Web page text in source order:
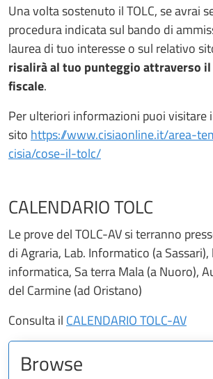
Una volta sostenuto il TOLC, se avrai
procedura indicata sul bando di
laurea di tuo interesse o sul relativo
risalirà al tuo punteggio attraverso
fiscale.
Per ulteriori informazioni puoi visitare
sito https://www.cisiaonline.it/area-
cisia/cose-il-tolc/
CALENDARIO TOLC
Le prove del TOLC-AV si terranno
di Agraria, Lab. Informatico (a Sassari),
informatica, Sa terra Mala (a Nuoro),
del Carmine (ad Oristano)
Consulta il CALENDARIO TOLC-AV
Browse